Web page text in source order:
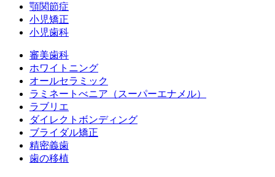
顎関節症
小児矯正
小児歯科
審美歯科
ホワイトニング
オールセラミック
ラミネートべニア （スーパーエナメル）
ラブリエ
ダイレクトボンディング
ブライダル矯正
精密義歯
歯の移植